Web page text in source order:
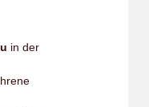
in der